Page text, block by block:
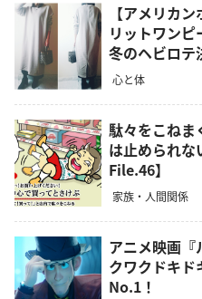
【アメリカ
リットワン
冬のヘビロテ
心と体
駄々をこねま
は止められな
File.46】
家族・人間関係
アニメ映画『
クワクドキド
No.1！